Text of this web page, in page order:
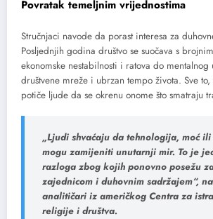
Povratak temeljnim vrijednostima
Stručnjaci navode da porast interesa za
Posljednjih godina društvo se suočava s
ekonomske nestabilnosti i ratova do
društvene mreže i ubrzan tempo života. Sve
potiče ljude da se okrenu onome što smatraju
„Ljudi shvaćaju da tehnologija, moć
mogu zamijeniti unutarnji mir. To je
razloga zbog kojih ponovno posežu
zajednicom i duhovnim sadržajem“,
analitičari iz američkog Centra za
religije i društva.